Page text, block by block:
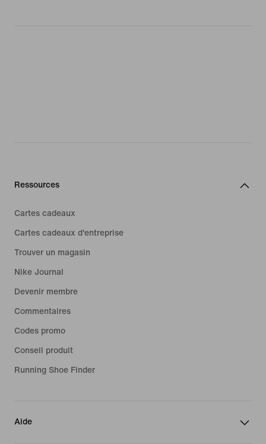
Ressources
Cartes cadeaux
Cartes cadeaux d'entreprise
Trouver un magasin
Nike Journal
Devenir membre
Commentaires
Codes promo
Conseil produit
Running Shoe Finder
Aide